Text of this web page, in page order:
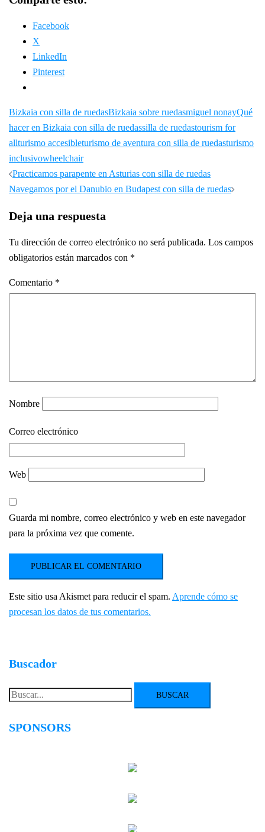
Facebook
X
LinkedIn
Pinterest
Bizkaia con silla de ruedasBizkaia sobre ruedasmiguel nonayQué
hacer en Bizkaia con silla de ruedassilla de ruedastourism for
allturismo accesibleturismo de aventura con silla de ruedasturismo
inclusivowheelchair
Navegación
de
Practicamos parapente en Asturias con silla de ruedas
Navegamos por el Danubio en Budapest con silla de ruedas
Deja una respuesta
Tu dirección de correo electrónico no será publicada. Los campos
obligatorios están marcados con *
Comentario *
Nombre
Correo electrónico
Web
Guarda mi nombre, correo electrónico y web en este navegador
para la próxima vez que comente.
Este sitio usa Akismet para reducir el spam. Aprende cómo se
procesan los datos de tus comentarios.
Buscador
Buscar:
SPONSORS